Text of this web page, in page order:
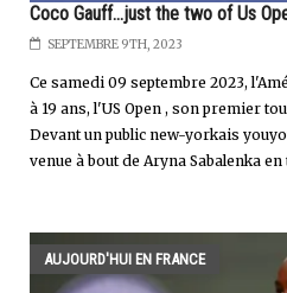
Coco Gauff...just the two of Us
SEPTEMBRE 9TH, 2023
Ce samedi 09 septembre 2023,
à 19 ans, l'US Open , son premier
Devant un public new-yorkais
venue à bout de Aryna Sabalenka
AUJOURD'HUI EN FRANCE